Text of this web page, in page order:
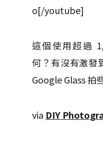
o[/youtube]
這個使用超過
何？有沒有激發
Google Glass 拍
via DIY